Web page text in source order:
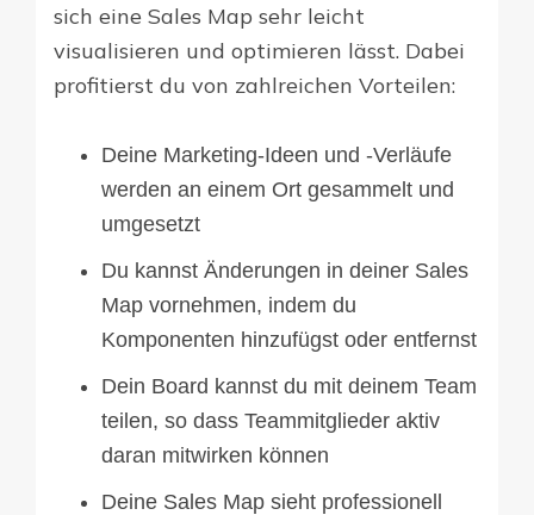
sich eine Sales Map sehr leicht
visualisieren und optimieren lässt. Dabei
profitierst du von zahlreichen Vorteilen:
Deine Marketing-Ideen und -Verläufe
werden an einem Ort gesammelt und
umgesetzt
Du kannst Änderungen in deiner Sales
Map vornehmen, indem du
Komponenten hinzufügst oder entfernst
Dein Board kannst du mit deinem Team
teilen, so dass Teammitglieder aktiv
daran mitwirken können
Deine Sales Map sieht professionell